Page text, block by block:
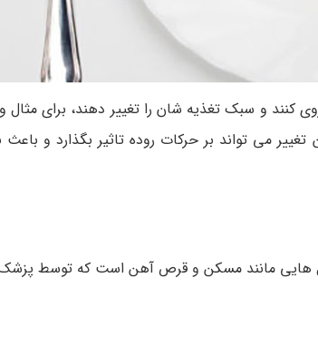
کنند و سبک تغذیه شان را تغییر دهند، برای
می تواند بر حرکات روده تاثیر بگذارد و
هایی مانند مسکن و قرص آهن است که توسط